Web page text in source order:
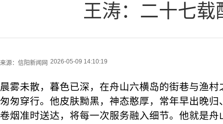
王涛：二十七
来源： 信阳新闻网 2026-05-09 14:10:19
晨雾未散，暮色已深，在舟山六横岛的街巷与渔
匆匆穿行。他皮肤黝黑，神态憨厚，常年早出晚
卷烟准时送达，将每一次服务融入细节。他就是